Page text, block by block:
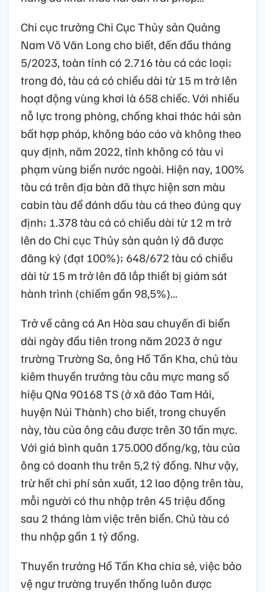
Chi cục trưởng Chi Cục Thủy sản Quảng
Nam Võ Văn Long cho biết, đến đầu tháng
5/2023, toàn tỉnh có 2.716 tàu cá các loại;
trong đó, tàu cá có chiều dài từ 15 m trở lên
hoạt động vùng khơi là 658 chiếc. Với nhiều
nỗ lực trong phòng, chống khai thác hải sản
bất hợp pháp, không báo cáo và không theo
quy định, năm 2022, tỉnh không có tàu vi
phạm vùng biển nước ngoài. Hiện nay, 100%
tàu cá trên địa bàn đã thực hiện sơn màu
cabin tàu để đánh dấu tàu cá theo đúng quy
định; 1.378 tàu cá có chiều dài từ 12 m trở
lên do Chi cục Thủy sản quản lý đã được
đăng ký (đạt 100%); 648/672 tàu có chiều
dài từ 15 m trở lên đã lắp thiết bị giám sát
hành trình (chiếm gần 98,5%)...
Trở về cảng cá An Hòa sau chuyến đi biển
dài ngày đầu tiên trong năm 2023 ở ngư
trường Trường Sa, ông Hồ Tấn Kha, chủ tàu
kiêm thuyền trưởng tàu câu mực mang số
hiệu QNa 90168 TS (ở xã đảo Tam Hải,
huyện Núi Thành) cho biết, trong chuyến
này, tàu của ông câu được trên 30 tấn mực.
Với giá bình quân 175.000 đồng/kg, tàu của
ông có doanh thu trên 5,2 tỷ đồng. Như vậy,
trừ hết chi phí sản xuất, 12 lao động trên tàu,
mỗi người có thu nhập trên 45 triệu đồng
sau 2 tháng làm việc trên biển. Chủ tàu có
thu nhập gần 1 tỷ đồng.
Thuyền trưởng Hồ Tấn Kha chia sẻ, việc bảo
vệ ngư trường truyền thống luôn được